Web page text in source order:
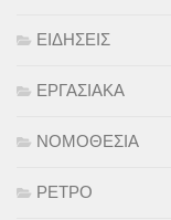
ΕΙΔΗΣΕΙΣ
ΕΡΓΑΣΙΑΚΑ
ΝΟΜΟΘΕΣΙΑ
ΡΕΤΡΟ